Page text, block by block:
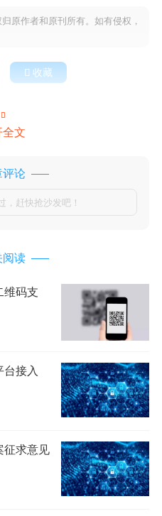
原作者和原刊所有。如有侵权，
 收藏

文
论
，赶快抢沙发吧！
读
维码支
接入
征求意见